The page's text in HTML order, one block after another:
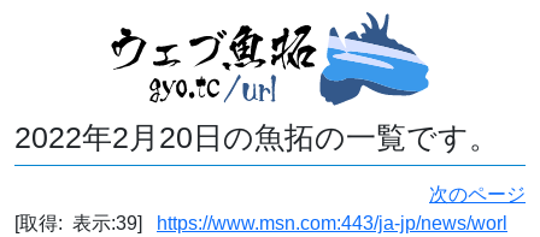
2022年2月20日の魚拓の一覧です。
次のページ
[取得: 表示:39]
https://www.msn.com:443/ja-jp/news/worl